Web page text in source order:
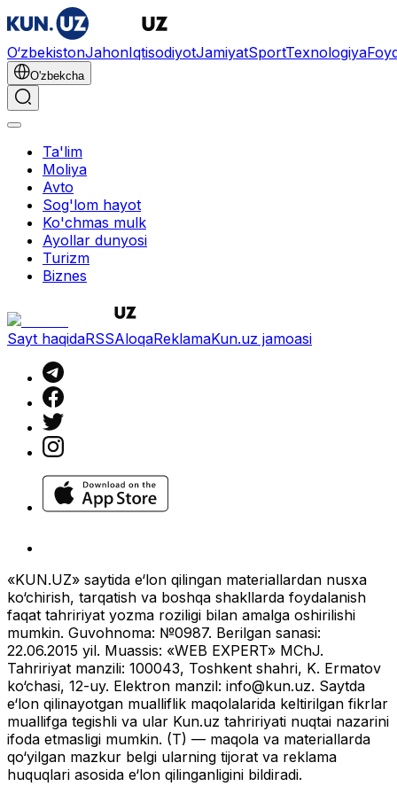
O‘zbekistonJahonIqtisodiyotJamiyatSportTexnologiya
O'zbekcha
Ta'lim
Moliya
Avto
Sog'lom hayot
Ko'chmas mulk
Ayollar dunyosi
Turizm
Biznes
Sayt haqidaRSSAloqaReklamaKun.uz jamoasi
«KUN.UZ» saytida e‘lon qilingan materiallardan nusxa
ko‘chirish, tarqatish va boshqa shakllarda foydalanish
faqat tahririyat yozma roziligi bilan amalga oshirilishi
mumkin. Guvohnoma: №0987. Berilgan sanasi:
22.06.2015 yil. Muassis: «WEB EXPERT» MChJ.
Tahririyat manzili: 100043, Toshkent shahri, K. Ermatov
ko‘chasi, 12-uy. Elektron manzil: info@kun.uz. Saytda
e‘lon qilinayotgan mualliflik maqolalarida keltirilgan fikrlar
muallifga tegishli va ular Kun.uz tahririyati nuqtai nazarini
ifoda etmasligi mumkin. (T) — maqola va materiallarda
qo‘yilgan mazkur belgi ularning tijorat va reklama
huquqlari asosida e‘lon qilinganligini bildiradi.